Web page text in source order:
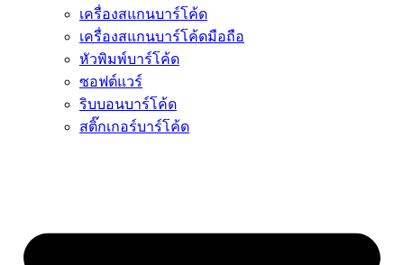
เครื่องสแกนบาร์โค้ด
เครื่องสแกนบาร์โค้ดมือถือ
หัวพิมพ์บาร์โค้ด
ซอฟต์แวร์
ริบบอนบาร์โค้ด
สติ๊กเกอร์บาร์โค้ด